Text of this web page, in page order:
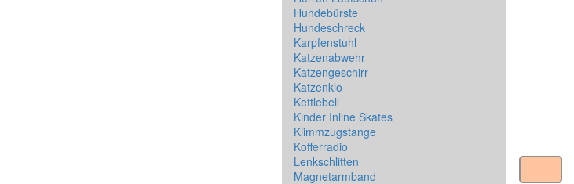
Hundebürste
Hundeschreck
Karpfenstuhl
Katzenabwehr
Katzengeschirr
Katzenklo
Kettlebell
Kinder Inline Skates
Klimmzugstange
Kofferradio
Lenkschlitten
Magnetarmband